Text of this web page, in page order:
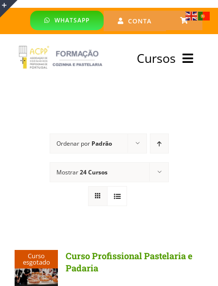
Skip
WHATSAPP CONTA
Cursos
Financiado
Ordenar por Padrão
Mostrar24 Cursos
Curso
esgotado
Curso Profissional Pastelaria e
Padaria